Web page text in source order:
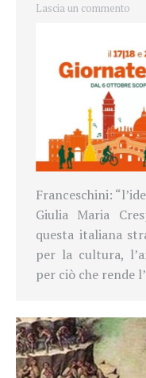
Lascia un commento
Franceschini: “
Giulia Maria
questa italiana
per la cultura,
per ciò che rende